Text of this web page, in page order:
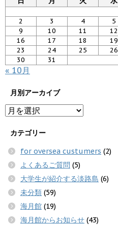
2
3 4 5
9
10 11 12
16
17 18 19
23
24 25 26
30
31
« 10月
月別アーカイブ
カテゴリー
for oversea custumers (2)
よくあるご質問 (5)
大学生が紹介する淡路島 (6)
未分類 (59)
海月館 (19)
海月館からお知らせ (43)